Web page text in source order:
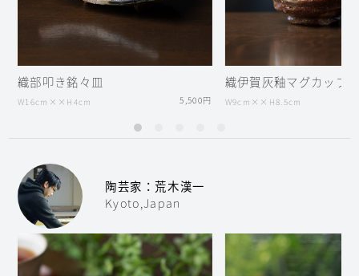
織部叩き銘々皿
W16cm××H4cm 5,500円
織伊賀灰釉マグカップ
W9cm××H8.5cm
陶芸家：荒木漢一
Kyoto,Japan